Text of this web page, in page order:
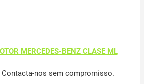
MERCEDES-BENZ CLASE ML
Contacta-nos sem compromisso.